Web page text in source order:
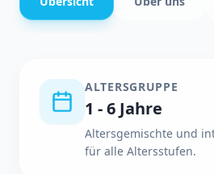
ALTERSGRUPPE
1 - 6 Jahre
Altersgemischte und
für alle Altersstufen.